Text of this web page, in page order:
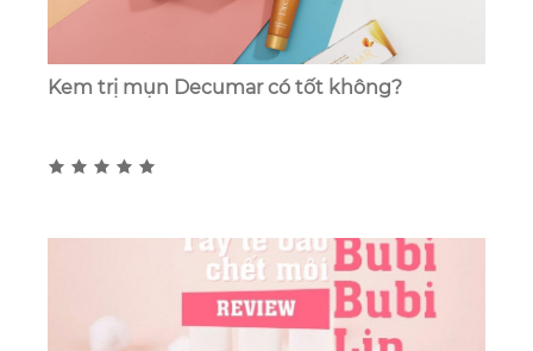
Kem trị mụn Decumar có tốt không?